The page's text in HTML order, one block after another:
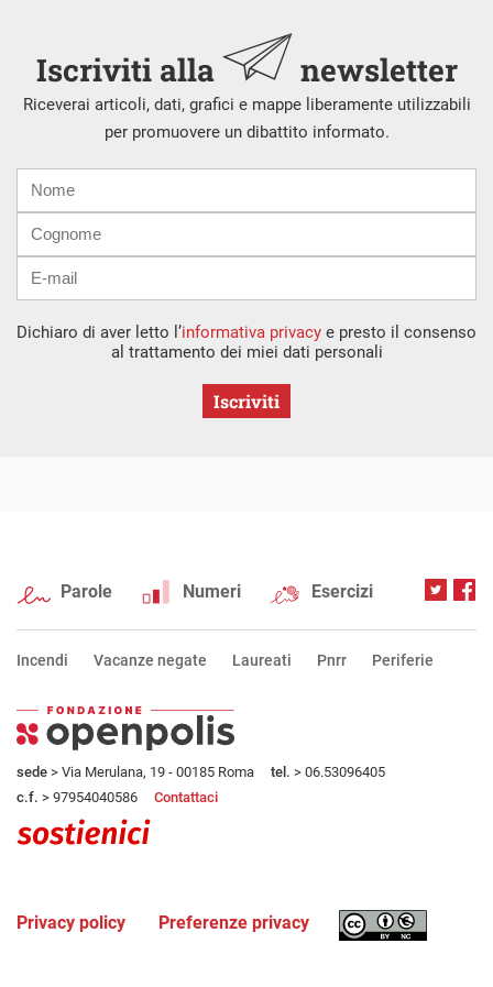
Iscriviti alla newsletter
Riceverai articoli, dati, grafici e mappe liberamente utilizzabili
per promuovere un dibattito informato.
mail
Dichiaro di aver letto l’informativa privacy e presto il consenso
al trattamento dei miei dati personali
Iscriviti
Parole Numeri Esercizi
Incendi Vacanze negate Laureati Pnrr Periferie
sede > Via Merulana, 19 - 00185 Roma tel. > 06.53096405
c.f. > 97954040586 Contattaci
Privacy policy Preferenze privacy